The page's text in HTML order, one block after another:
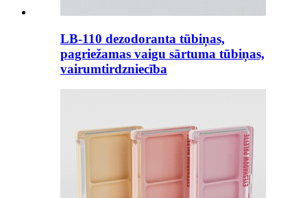
LB-110 dezodoranta tūbiņas,
pagriežamas vaigu sārtuma tūbiņas,
vairumtirdzniecība